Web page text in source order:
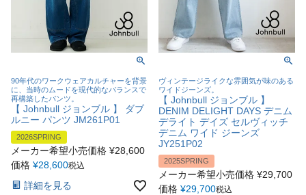
90年代のワークウェアカルチャーを背景
に、当時のムードを現代的なバランスで
再構築したパンツ。
【 Johnbull ジョンブル 】 ダブ
ルニー パンツ JM261P01
2026SPRING
メーカー希望小売価格 ¥28,600
価格 ¥28,600税込
詳細を見る
ヴィンテージライクな雰囲気が味のある
ワイドジーンズ。
【 Johnbull ジョンブル 】
DENIM DELIGHT DAYS デニム
デライト デイズ セルヴィッチ
デニム ワイド ジーンズ
JY251P02
2025SPRING
メーカー希望小売価格 ¥29,700
価格 ¥29,700税込